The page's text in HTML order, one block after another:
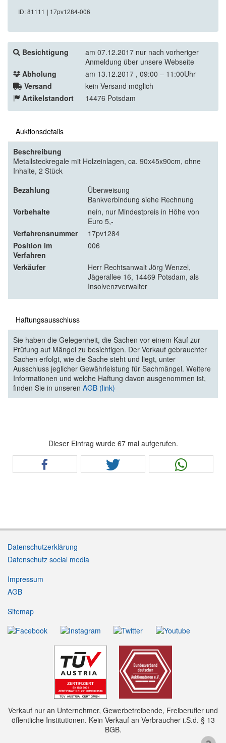
ID: 81111 | 17pv1284-006
Besichtigung
am 07.12.2017 nur nach vorheriger
Anmeldung über unsere Webseite
Abholung
am 13.12.2017 , 09:00 – 11:00Uhr
Versand
kein Versand möglich
Artikelstandort
14476 Potsdam
Auktionsdetails
Beschreibung
Metallsteckregale mit Holzeinlagen, ca. 90x45x90cm, ohne
Inhalte, 2 Stück
Bezahlung
Überweisung
Bankverbindung siehe Rechnung
Vorbehalte
nein, nur Mindestpreis in Höhe von
Euro 5,-
Verfahrensnummer
17pv1284
Position im
Verfahren
006
Verkäufer
Herr Rechtsanwalt Jörg Wenzel,
Jägerallee 16, 14469 Potsdam, als
Insolvenzverwalter
Haftungsausschluss
Sie haben die Gelegenheit, die Sachen vor einem Kauf zur
Prüfung auf Mängel zu besichtigen. Der Verkauf gebrauchter
Sachen erfolgt, wie die Sache steht und liegt, unter
Ausschluss jeglicher Gewährleistung für Sachmängel. Weitere
Informationen und welche Haftung davon ausgenommen ist,
finden Sie in unseren AGB (link)
Dieser Eintrag wurde 67 mal aufgerufen.
Datenschutzerklärung
Datenschutz social media
Impressum
AGB
Sitemap
Verkauf nur an Unternehmer, Gewerbetreibende, Freiberufler und
öffentliche Institutionen. Kein Verkauf an Verbraucher i.S.d. § 13
BGB.